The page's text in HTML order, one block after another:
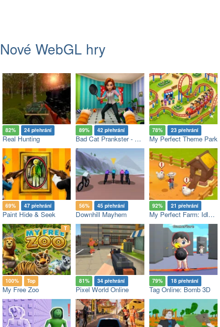
Nové WebGL hry
82% 24 přehrání
Real Hunting
89% 42 přehrání
Bad Cat Prankster - Mom’s Return
78% 23 přehrání
My Perfect Theme Park
69% 47 přehrání
Paint Hide & Seek
56% 45 přehrání
Downhill Mayhem
92% 21 přehrání
My Perfect Farm: Idle Tycoon
Top
100% Top
My Free Zoo
81% 34 přehrání
Pixel World Online
79% 18 přehrání
Tag Online: Bomb 3D